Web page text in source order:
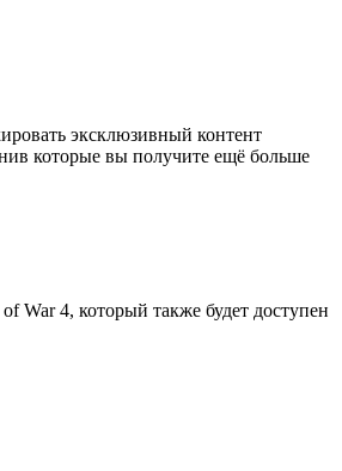
эксклюзивный контент
которые вы получите ещё больше
War 4, который также будет доступен